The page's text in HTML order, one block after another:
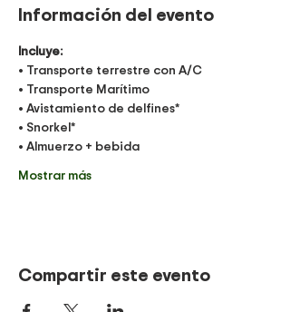
Información del evento
Incluye:
• Transporte terrestre con A/C
• Transporte Marítimo
• Avistamiento de delfines*
• Snorkel*
• Almuerzo + bebida
Mostrar más
Compartir este evento